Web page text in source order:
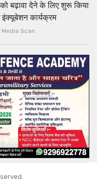
बढ़ावा देने के लिए शुरू किया
कार्यक्रम
Author
Media Scan